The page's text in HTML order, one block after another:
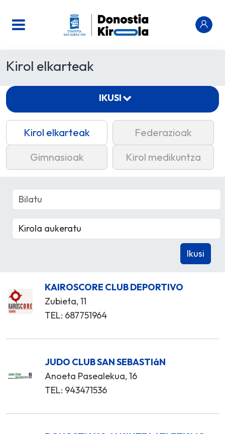
Kirol elkarteak
Kirol elkarteak
Federazioak
Gimnasioak
Kirol medikuntza
KAIROSCORE CLUB DEPORTIVO
Zubieta, 11
TEL: 687751964
JUDO CLUB SAN SEBASTIáN
Anoeta Pasealekua, 16
TEL: 943471536
IKUSI